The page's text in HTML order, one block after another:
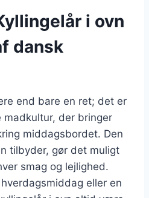
i ovn
dansk
end bare en ret; det er
der bringer
middagsbordet. Den
tilbyder, gør det muligt
smag og lejlighed.
eller en